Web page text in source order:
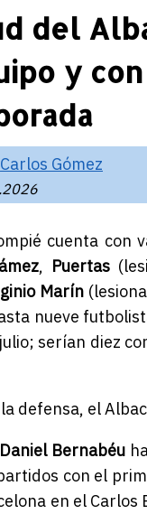
del
y
Carlos Gómez
cuenta con
, Puertas
Marín
nueve
serían diez
defensa, el
Daniel Bernabéu
con el
en el